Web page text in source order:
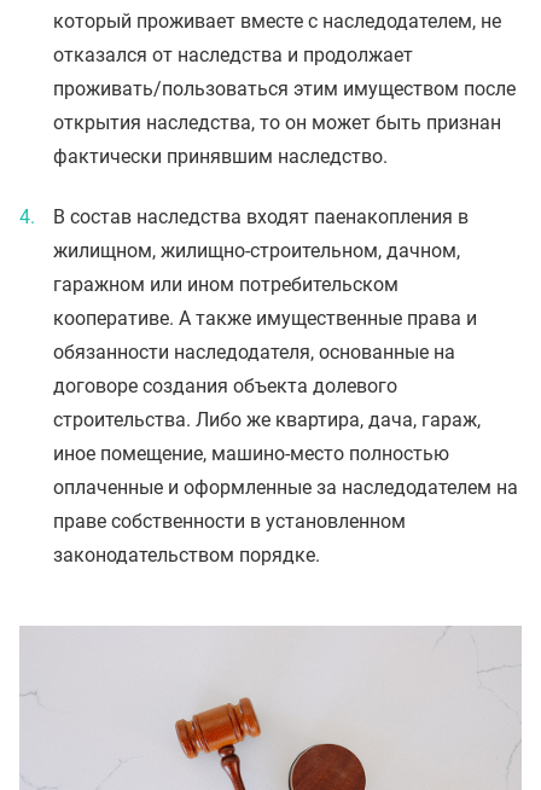
который проживает вместе с наследодателем, не
отказался от наследства и продолжает
проживать/пользоваться этим имуществом после
открытия наследства, то он может быть признан
фактически принявшим наследство.
В состав наследства входят паенакопления в
жилищном, жилищно-строительном, дачном,
гаражном или ином потребительском
кооперативе. А также имущественные права и
обязанности наследодателя, основанные на
договоре создания объекта долевого
строительства. Либо же квартира, дача, гараж,
иное помещение, машино-место полностью
оплаченные и оформленные за наследодателем на
праве собственности в установленном
законодательством порядке.